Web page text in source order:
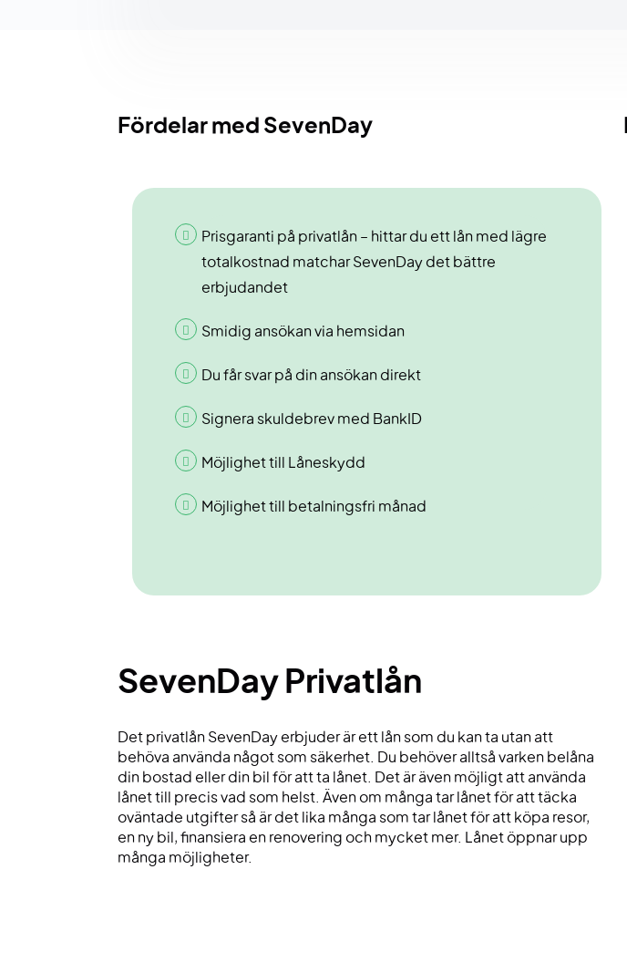
Fördelar med SevenDay
Prisgaranti på privatlån – hittar du ett lån med lägre
totalkostnad matchar SevenDay det bättre
erbjudandet
Smidig ansökan via hemsidan
Du får svar på din ansökan direkt
Signera skuldebrev med BankID
Möjlighet till Låneskydd
Möjlighet till betalningsfri månad
SevenDay Privatlån
Det privatlån SevenDay erbjuder är ett lån som du kan ta utan att
behöva använda något som säkerhet. Du behöver alltså varken belåna
din bostad eller din bil för att ta lånet. Det är även möjligt att använda
lånet till precis vad som helst. Även om många tar lånet för att täcka
oväntade utgifter så är det lika många som tar lånet för att köpa resor,
en ny bil, finansiera en renovering och mycket mer. Lånet öppnar upp
många möjligheter.